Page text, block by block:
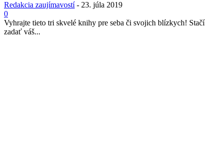
Redakcia zaujímavostí - 23. júla 2019
0
Vyhrajte tieto tri skvelé knihy pre seba či svojich blízkych! Stačí
zadať váš...